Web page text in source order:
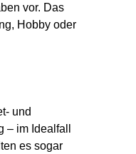
vor. Das
Hobby oder
und
im Idealfall
es sogar